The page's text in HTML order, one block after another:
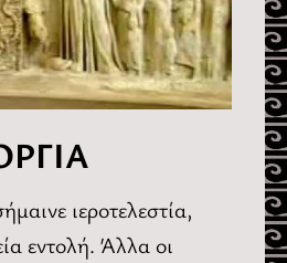
ιεροτελεστία,
εντολή. Άλλα οι